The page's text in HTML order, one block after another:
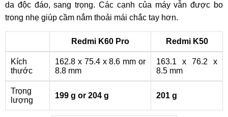
da độc đáo, sang trọng. Các cạnh của máy vẫn được bo
trong nhẹ giúp cầm nắm thoải mái chắc tay hơn.
Redmi K60 Pro Redmi K50
Kích
thước
162.8 x 75.4 x 8.6 mm or
8.8 mm
163.1 x 76.2 x
8.5 mm
Trọng
lượng
199 g or 204 g 201 g